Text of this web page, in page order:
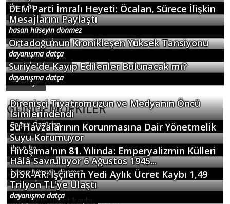
Barış
ibo.a.bo
#mağdur çocuklar